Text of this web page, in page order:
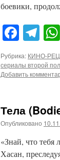
боевики,
Рубрика: КИНО-
сериалы второй
Добавить
Тела
Опубликовано
«Знай, что
Хасан,